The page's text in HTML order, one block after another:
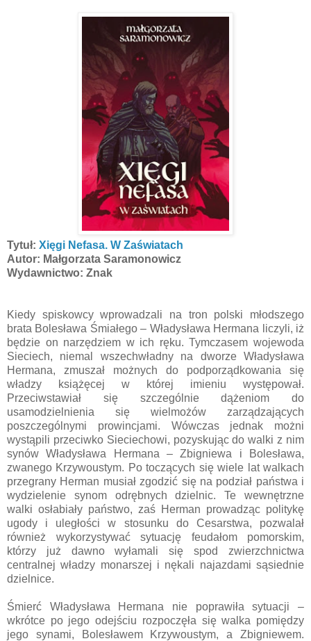
Tytuł: Xięgi Nefasa. W Zaświatach
Autor: Małgorzata Saramonowicz
Wydawnictwo: Znak
Kiedy spiskowcy wprowadzali na tron polski młodszego
brata Bolesława Śmiałego – Władysława Hermana liczyli, iż
będzie on narzędziem w ich ręku. Tymczasem wojewoda
Sieciech, niemal wszechwładny na dworze Władysława
Hermana, zmuszał możnych do podporządkowania się
władzy książęcej w której imieniu występował.
Przeciwstawiał się szczególnie dążeniom do
usamodzielnienia się wielmożów zarządzających
poszczególnymi prowincjami. Wówczas jednak możni
wystąpili przeciwko Sieciechowi, pozyskując do walki z nim
synów Władysława Hermana – Zbigniewa i Bolesława,
zwanego Krzywoustym. Po toczących się wiele lat walkach
przegrany Herman musiał zgodzić się na podział państwa i
wydzielenie synom odrębnych dzielnic. Te wewnętrzne
walki osłabiały państwo, zaś Herman prowadząc politykę
ugody i uległości w stosunku do Cesarstwa, pozwalał
również wykorzystywać sytuację feudałom pomorskim,
którzy już dawno wyłamali się spod zwierzchnictwa
centralnej władzy monarszej i nękali najazdami sąsiednie
dzielnice.
Śmierć Władysława Hermana nie poprawiła sytuacji –
wkrótce po jego odejściu rozpoczęła się walka pomiędzy
jego synami, Bolesławem Krzywoustym, a Zbigniewem.